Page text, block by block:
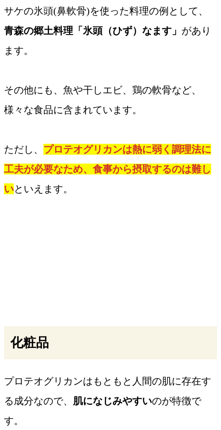
サケの氷頭(鼻軟骨)を使った料理の例として、
青森の郷土料理「氷頭（ひず）なます」 があり
ます。
その他にも、魚や干しエビ、鶏の軟骨など、
様々な食品に含まれています。
ただし、 プロテオグリカンは熱に弱く調理法に
工夫が必要なため、食事から摂取するのは難し
いといえます。
化粧品
プロテオグリカンはもともと人間の肌に存在す
る成分なので、 肌になじみやすいのが特徴で
す。